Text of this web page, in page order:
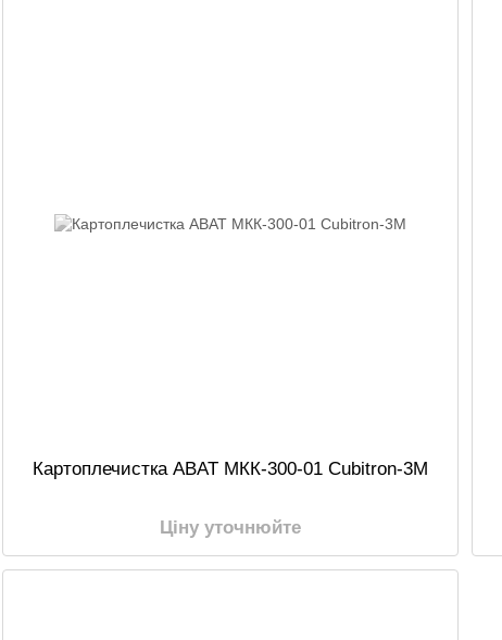
Картоплечистка ABAT МКК-300-01 Cubitron-3M
Ціну уточнюйте